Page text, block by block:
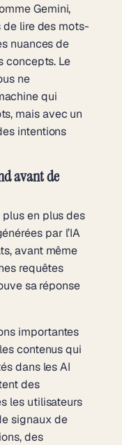
Gemini,
de lire des mots-
nuances de
concepts. Le
ne
qui
mais avec un
intentions
avant de
en plus des
par l’IA
avant même
requêtes
sa réponse
importantes
contenus qui
dans les AI
des
les utilisateurs
signaux de
des